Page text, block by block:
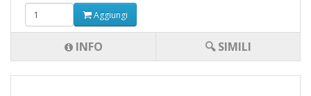
Aggiungi
INFO 🔍 SIMILI